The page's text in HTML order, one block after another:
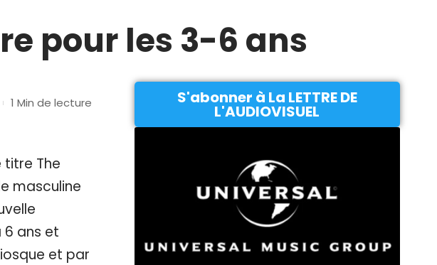
pour les 3-6 ans
1 Min de lecture
titre The
masculine
6 ans et
et par
S'abonner à La LETTRE DE
L'AUDIOVISUEL